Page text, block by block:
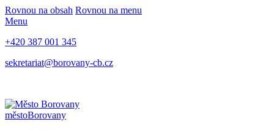
Rovnou na obsah Rovnou na menu
Menu
+420 387 001 345
sekretariat@borovany-cb.cz
městoBorovany